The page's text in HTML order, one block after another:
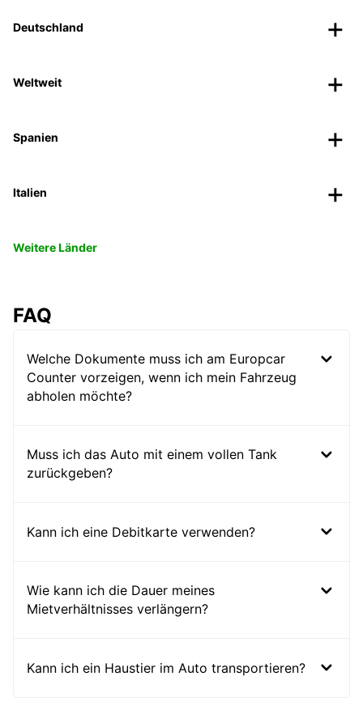
Deutschland
Weltweit
Spanien
Italien
Weitere Länder
FAQ
Welche Dokumente muss ich am Europcar
Counter vorzeigen, wenn ich mein Fahrzeug
abholen möchte?
Muss ich das Auto mit einem vollen Tank
zurückgeben?
Kann ich eine Debitkarte verwenden?
Wie kann ich die Dauer meines
Mietverhältnisses verlängern?
Kann ich ein Haustier im Auto transportieren?